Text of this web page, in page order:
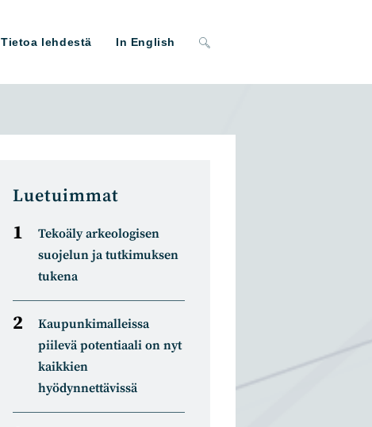
Tietoa lehdestä In English Toggle
Luetuimmat
Tekoäly arkeologisen
suojelun ja tutkimuksen
tukena
Kaupunkimalleissa
piilevä potentiaali on nyt
kaikkien
hyödynnettävissä